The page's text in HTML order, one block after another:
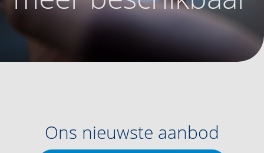
Ons nieuwste aanbod